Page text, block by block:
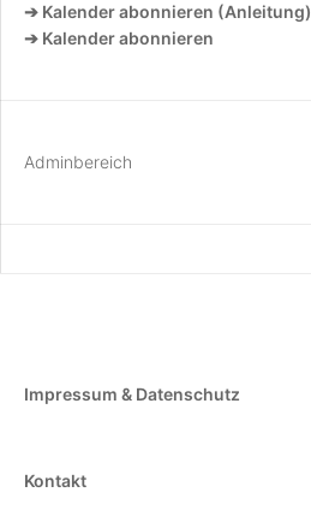
➔ Kalender abonnieren (Anleitung)
➔ Kalender abonnieren
Adminbereich
Impressum & Datenschutz
Kontakt